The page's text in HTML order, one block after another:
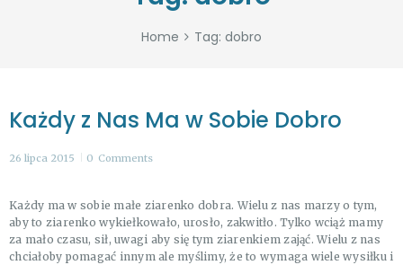
Home Tag: dobro
WYDARZENIA
PARTNERZY
Każdy z Nas Ma w Sobie Dobro
26 lipca 2015 0 Comments
Każdy ma w sobie małe ziarenko dobra. Wielu z nas marzy o tym,
aby to ziarenko wykiełkowało, urosło, zakwitło. Tylko wciąż mamy
za mało czasu, sił, uwagi aby się tym ziarenkiem zająć. Wielu z nas
chciałoby pomagać innym ale myślimy, że to wymaga wiele wysiłku i